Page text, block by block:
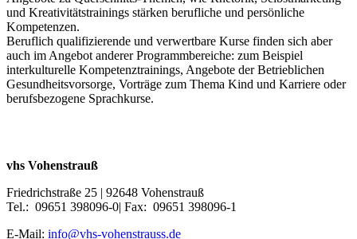
und Kreativitätstrainings stärken berufliche und persönliche
Kompetenzen.
Beruflich qualifizierende und verwertbare Kurse finden sich aber
auch im Angebot anderer Programmbereiche: zum Beispiel
interkulturelle Kompetenztrainings, Angebote der Betrieblichen
Gesundheitsvorsorge, Vorträge zum Thema Kind und Karriere oder
berufsbezogene Sprachkurse.
vhs Vohenstrauß
Friedrichstraße 25 | 92648 Vohenstrauß
Tel.: 09651 398096-0| Fax: 09651 398096-1
E-Mail: info@vhs-vohenstrauss.de